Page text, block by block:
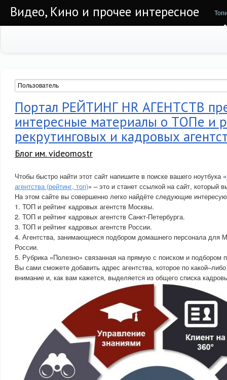
Видео, Кино и прочее интересное
Портал РЕЙТИНГ HR АГЕНТСТВ
интересные материалы о ТОПе и
рекрутинговых и кадровых
Блог им. videomostr
Чтобы быстро найти этот сайт напишите в поиске вашего ноутбука «
агентства (рейтинг, топ)» – это и станет ссылкой на сайт, который
На этом сайте вы совершенно легко найдёте следующие
1. ТОП и рейтинг кадровых агентств Москвы.
2. ТОП и рейтинг кадровых агентств Санкт-Петербурга.
3. ТОП и рейтинг кадровых агентств России.
4. Агентства, занимающиеся подбором домашнего персонала для
России.
5. Рубрика «Полезно» связанная на прямую с поиском и подбором
Вы сами сможете добавить адрес агентства, которое по
внимание и, как вам кажется, выделяется из общего списка